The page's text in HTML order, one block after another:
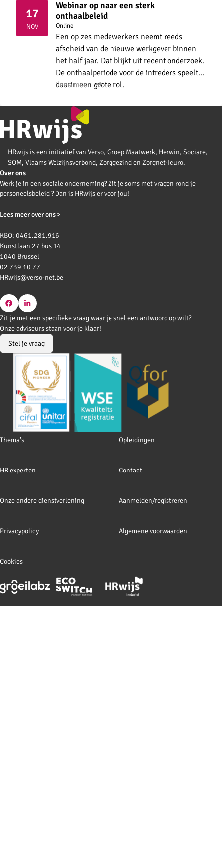
17
NOV
2026
Webinar op naar een sterk
onthaalbeleid
Online
Een op zes medewerkers neemt reeds
afscheid van de nieuwe werkgever binnen
het half jaar. Dat blijkt uit recent onderzoek.
De onthaalperiode voor de intreders speelt
daarin een grote rol.
Lees meer
HRwijs is een initiatief van Verso, Groep Maatwerk, Herwin, Sociare,
SOM, Vlaams Welzijnsverbond, Zorggezind en Zorgnet-Icuro.
Over ons
Werk je in een sociale onderneming? Zit je soms met vragen rond je
personeelsbeleid ? Dan is HRwijs er voor jou!
Lees meer over ons >
KBO: 0461.281.916
Kunstlaan 27 bus 14
1040 Brussel
02 739 10 77
HRwijs@verso-net.be
Go
to
Facebook
Go
to
LinkedIn
Footer
Thema's Opleidingen
HR experten Contact
Onze andere dienstverlening Aanmelden/registreren
Privacypolicy Algemene voorwaarden
Cookies
Zit je met een specifieke vraag waar je snel een antwoord op wilt?
Onze adviseurs staan voor je klaar!
Stel je vraag